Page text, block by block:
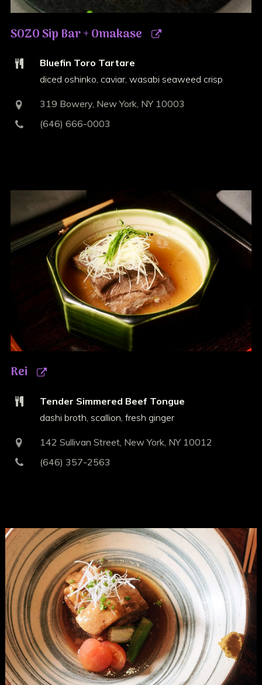
SOZO Sip Bar + Omakase
Bluefin Toro Tartare
diced oshinko, caviar, wasabi seaweed crisp
319 Bowery, New York, NY 10003
(646) 666-0003
Rei
Tender Simmered Beef Tongue
dashi broth, scallion, fresh ginger
142 Sullivan Street, New York, NY 10012
(646) 357-2563